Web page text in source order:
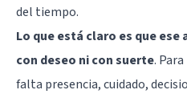
del tiempo.
Lo que está claro es que
con deseo ni con suerte.
falta presencia, cuidado,